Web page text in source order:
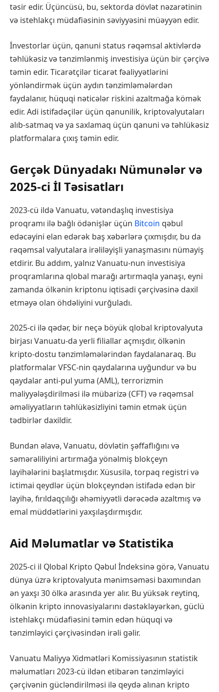
təsir edir. Üçüncüsü, bu, sektorda dövlət nəzarətinin
və istehlakçı müdafiəsinin səviyyəsini müəyyən edir.
İnvestorlar üçün, qanuni status rəqəmsal aktivlərdə
təhlükəsiz və tənzimlənmiş investisiya üçün bir çərçivə
təmin edir. Ticarətçilər ticarət fəaliyyətlərini
yönləndirmək üçün aydın tənzimləmələrdən
faydalanır, hüquqi nəticələr riskini azaltmağa kömək
edir. Adi istifadəçilər üçün qanunilik, kriptovalyutaları
alıb-satmaq və ya saxlamaq üçün qanuni və təhlükəsiz
platformalara çıxış təmin edir.
Gerçək Dünyadakı Nümunələr və
2025-ci İl Təsisatları
2023-cü ildə Vanuatu, vətəndaşlıq investisiya
proqramı ilə bağlı ödənişlər üçün Bitcoin qəbul
edəcəyini elan edərək baş xəbərlərə çıxmışdır, bu da
rəqəmsal valyutalara irəliləyişli yanaşmasını nümayiş
etdirir. Bu addım, yalnız Vanuatu-nun investisiya
proqramlarına qlobal marağı artırmaqla yanaşı, eyni
zamanda ölkənin kriptonu iqtisadi çərçivəsinə daxil
etməyə olan öhdəliyini vurğuladı.
2025-ci ilə qədər, bir neçə böyük qlobal kriptovalyuta
birjası Vanuatu-da yerli filiallar açmışdır, ölkənin
kripto-dostu tənzimləmələrindən faydalanaraq. Bu
platformalar VFSC-nin qaydalarına uyğundur və bu
qaydalar anti-pul yuma (AML), terrorizmin
maliyyələşdirilməsi ilə mübarizə (CFT) və rəqəmsal
əməliyyatların təhlükəsizliyini təmin etmək üçün
tədbirlər daxildir.
Bundan əlavə, Vanuatu, dövlətin şəffaflığını və
səmərəliliyini artırmağa yönəlmiş blokçeyn
layihələrini başlatmışdır. Xüsusilə, torpaq registri və
ictimai qeydlər üçün blokçeyndən istifadə edən bir
layihə, fırıldaqçılığı əhəmiyyətli dərəcədə azaltmış və
emal müddətlərini yaxşılaşdırmışdır.
Aid Məlumatlar və Statistika
2025-ci il Qlobal Kripto Qəbul İndeksinə görə, Vanuatu
dünya üzrə kriptovalyuta mənimsəməsi baxımından
ən yaxşı 30 ölkə arasında yer alır. Bu yüksək reytinq,
ölkənin kripto innovasiyalarını dəstəkləyərkən, güclü
istehlakçı müdafiəsini təmin edən hüquqi və
tənzimləyici çərçivəsindən irəli gəlir.
Vanuatu Maliyyə Xidmətləri Komissiyasının statistik
məlumatları 2023-cü ildən etibarən tənzimləyici
çərçivənin gücləndirilməsi ilə qeydə alınan kripto